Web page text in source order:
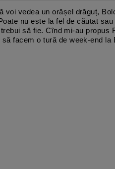
voi vedea un orășel drăguț,
nu este la fel de căutat
să fie. Cînd mi-au propus
facem o tură de week-end la